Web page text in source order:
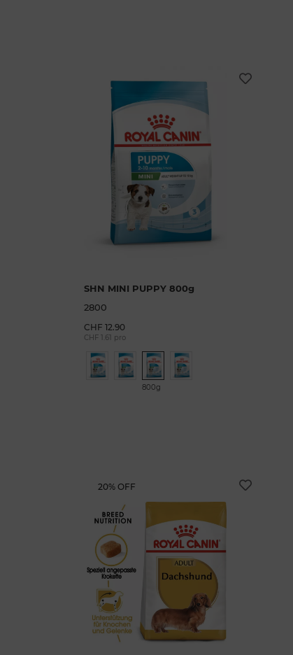
SHN MINI PUPPY 800g
2800
CHF 12.90
CHF 1.61 pro
800g
20% OFF